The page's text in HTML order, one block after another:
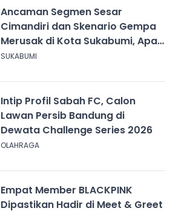
Ancaman Segmen Sesar
Cimandiri dan Skenario Gempa
Merusak di Kota Sukabumi, Apa
yang Harus Dilakukan?
SUKABUMI
Intip Profil Sabah FC, Calon
Lawan Persib Bandung di
Dewata Challenge Series 2026
OLAHRAGA
Empat Member BLACKPINK
Dipastikan Hadir di Meet & Greet